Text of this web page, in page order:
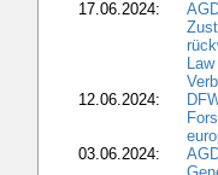
17.06.2024:
12.06.2024:
03.06.2024: